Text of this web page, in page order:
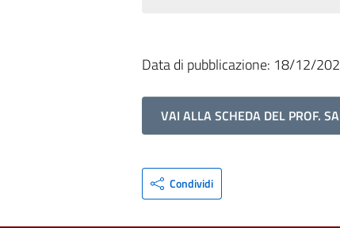
Data di pubblicazione: 18/12/
VAI ALLA SCHEDA DEL PROF.
Condividi